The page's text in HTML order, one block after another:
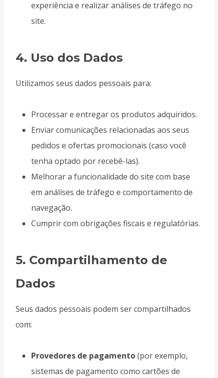
experiência e realizar análises de tráfego no
site.
4. Uso dos Dados
Utilizamos seus dados pessoais para:
Processar e entregar os produtos adquiridos.
Enviar comunicações relacionadas aos seus
pedidos e ofertas promocionais (caso você
tenha optado por recebê-las).
Melhorar a funcionalidade do site com base
em análises de tráfego e comportamento de
navegação.
Cumprir com obrigações fiscais e regulatórias.
5. Compartilhamento de
Dados
Seus dados pessoais podem ser compartilhados
com:
Provedores de pagamento(por exemplo,
sistemas de pagamento como cartões de